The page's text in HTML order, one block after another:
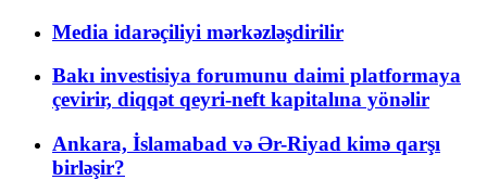
Media idarəçiliyi mərkəzləşdirilir
Bakı investisiya forumunu daimi platformaya
çevirir, diqqət qeyri-neft kapitalına yönəlir
Ankara, İslamabad və Ər-Riyad kimə qarşı
birləşir?